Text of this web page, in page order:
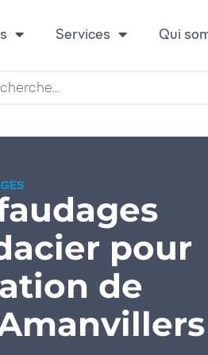
Services Qui
pour
de